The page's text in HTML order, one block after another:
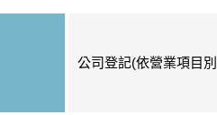
公司登記(依營業項目